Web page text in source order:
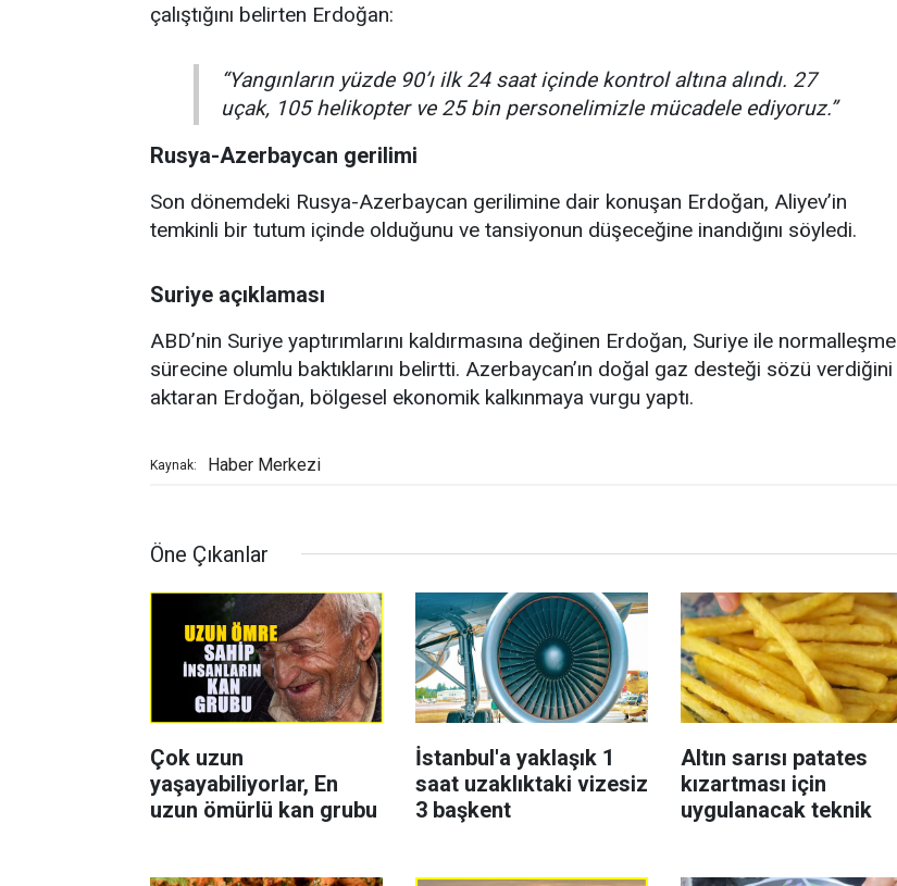
çalıştığını belirten Erdoğan:
“Yangınların yüzde 90’ı ilk 24 saat içinde kontrol altına alındı. 27
uçak, 105 helikopter ve 25 bin personelimizle mücadele ediyoruz.”
Rusya-Azerbaycan gerilimi
Son dönemdeki Rusya-Azerbaycan gerilimine dair konuşan Erdoğan, Aliyev’in
temkinli bir tutum içinde olduğunu ve tansiyonun düşeceğine inandığını söyledi.
Suriye açıklaması
ABD’nin Suriye yaptırımlarını kaldırmasına değinen Erdoğan, Suriye ile normalleşme
sürecine olumlu baktıklarını belirtti. Azerbaycan’ın doğal gaz desteği sözü verdiğini
aktaran Erdoğan, bölgesel ekonomik kalkınmaya vurgu yaptı.
Kaynak: Haber Merkezi
Öne Çıkanlar
Çok uzun
yaşayabiliyorlar, En
uzun ömürlü kan grubu
İstanbul'a yaklaşık 1
saat uzaklıktaki vizesiz
3 başkent
Altın sarısı patates
kızartması için
uygulanacak teknik